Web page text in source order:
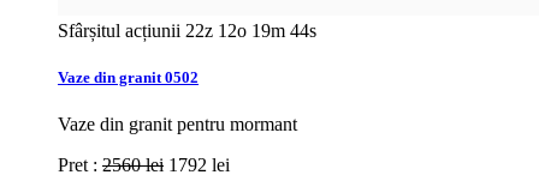
Sfârșitul acțiunii 22z 12o 19m 43s
Vaze din granit 0502
Vaze din granit pentru mormant
Pret : 2560 lei 1792 lei